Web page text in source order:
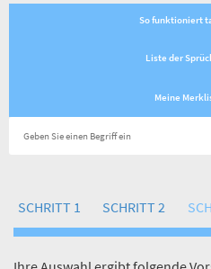
So funktioniert
Liste der
Meine
SCHRITT 1 SCHRITT 2